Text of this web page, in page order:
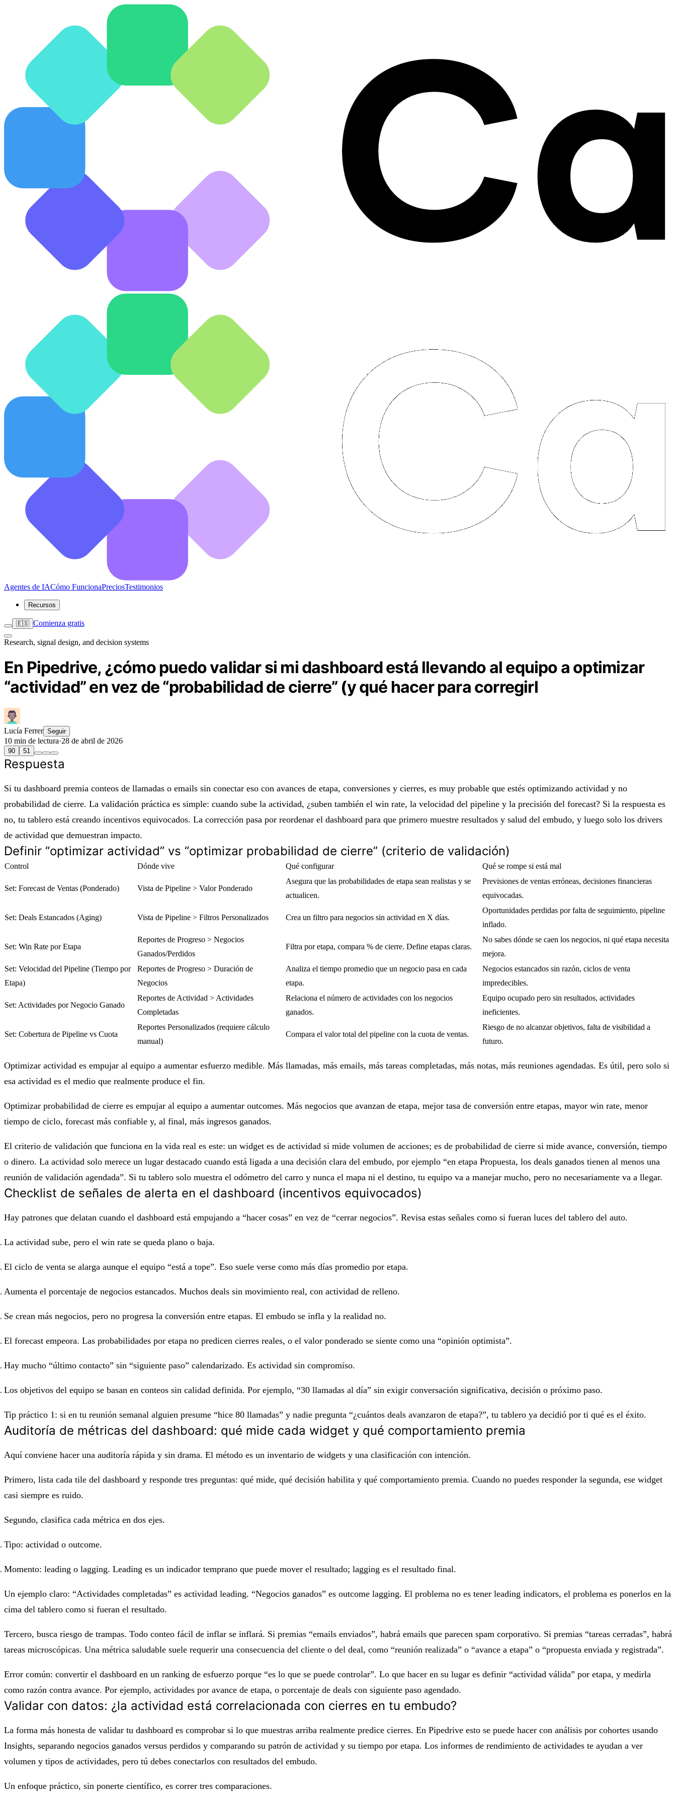
Agentes de IACómo FuncionaPreciosTestimonios
Recursos
🇪🇸 Comienza gratis
Research, signal design, and decision systems
En Pipedrive, ¿cómo puedo validar si mi dashboard está llevando al equipo a optimizar
“actividad” en vez de “probabilidad de cierre” (y qué hacer para corregirl
Lucía Ferrer Seguir
10 min de lectura·28 de abril de 2026
90 51
Respuesta
Si tu dashboard premia conteos de llamadas o emails sin conectar eso con avances de etapa, conversiones y cierres, es muy probable que estés optimizando actividad y no
probabilidad de cierre. La validación práctica es simple: cuando sube la actividad, ¿suben también el win rate, la velocidad del pipeline y la precisión del forecast? Si la respuesta es
no, tu tablero está creando incentivos equivocados. La corrección pasa por reordenar el dashboard para que primero muestre resultados y salud del embudo, y luego solo los drivers
de actividad que demuestran impacto.
Definir “optimizar actividad” vs “optimizar probabilidad de cierre” (criterio de validación)
Control Dónde vive Qué configurar Qué se rompe si está mal
Set: Forecast de Ventas (Ponderado) Vista de Pipeline > Valor Ponderado
Asegura que las probabilidades de etapa sean realistas y se
actualicen.
Previsiones de ventas erróneas, decisiones financieras
equivocadas.
Set: Deals Estancados (Aging) Vista de Pipeline > Filtros Personalizados Crea un filtro para negocios sin actividad en X días.
Oportunidades perdidas por falta de seguimiento, pipeline
inflado.
Set: Win Rate por Etapa
Reportes de Progreso > Negocios
Ganados/Perdidos
Filtra por etapa, compara % de cierre. Define etapas claras.
No sabes dónde se caen los negocios, ni qué etapa necesita
mejora.
Set: Velocidad del Pipeline (Tiempo por
Etapa)
Reportes de Progreso > Duración de
Negocios
Analiza el tiempo promedio que un negocio pasa en cada
etapa.
Negocios estancados sin razón, ciclos de venta
impredecibles.
Set: Actividades por Negocio Ganado
Reportes de Actividad > Actividades
Completadas
Relaciona el número de actividades con los negocios
ganados.
Equipo ocupado pero sin resultados, actividades
ineficientes.
Set: Cobertura de Pipeline vs Cuota
Reportes Personalizados (requiere cálculo
manual)
Compara el valor total del pipeline con la cuota de ventas.
Riesgo de no alcanzar objetivos, falta de visibilidad a
futuro.
Optimizar actividad es empujar al equipo a aumentar esfuerzo medible. Más llamadas, más emails, más tareas completadas, más notas, más reuniones agendadas. Es útil, pero solo si
esa actividad es el medio que realmente produce el fin.
Optimizar probabilidad de cierre es empujar al equipo a aumentar outcomes. Más negocios que avanzan de etapa, mejor tasa de conversión entre etapas, mayor win rate, menor
tiempo de ciclo, forecast más confiable y, al final, más ingresos ganados.
El criterio de validación que funciona en la vida real es este: un widget es de actividad si mide volumen de acciones; es de probabilidad de cierre si mide avance, conversión, tiempo
o dinero. La actividad solo merece un lugar destacado cuando está ligada a una decisión clara del embudo, por ejemplo “en etapa Propuesta, los deals ganados tienen al menos una
reunión de validación agendada”. Si tu tablero solo muestra el odómetro del carro y nunca el mapa ni el destino, tu equipo va a manejar mucho, pero no necesariamente va a llegar.
Checklist de señales de alerta en el dashboard (incentivos equivocados)
Hay patrones que delatan cuando el dashboard está empujando a “hacer cosas” en vez de “cerrar negocios”. Revisa estas señales como si fueran luces del tablero del auto.
La actividad sube, pero el win rate se queda plano o baja.
El ciclo de venta se alarga aunque el equipo “está a tope”. Eso suele verse como más días promedio por etapa.
Aumenta el porcentaje de negocios estancados. Muchos deals sin movimiento real, con actividad de relleno.
Se crean más negocios, pero no progresa la conversión entre etapas. El embudo se infla y la realidad no.
El forecast empeora. Las probabilidades por etapa no predicen cierres reales, o el valor ponderado se siente como una “opinión optimista”.
Hay mucho “último contacto” sin “siguiente paso” calendarizado. Es actividad sin compromiso.
Los objetivos del equipo se basan en conteos sin calidad definida. Por ejemplo, “30 llamadas al día” sin exigir conversación significativa, decisión o próximo paso.
Tip práctico 1: si en tu reunión semanal alguien presume “hice 80 llamadas” y nadie pregunta “¿cuántos deals avanzaron de etapa?”, tu tablero ya decidió por ti qué es el éxito.
Auditoría de métricas del dashboard: qué mide cada widget y qué comportamiento premia
Aquí conviene hacer una auditoría rápida y sin drama. El método es un inventario de widgets y una clasificación con intención.
Primero, lista cada tile del dashboard y responde tres preguntas: qué mide, qué decisión habilita y qué comportamiento premia. Cuando no puedes responder la segunda, ese widget
casi siempre es ruido.
Segundo, clasifica cada métrica en dos ejes.
Tipo: actividad o outcome.
Momento: leading o lagging. Leading es un indicador temprano que puede mover el resultado; lagging es el resultado final.
Un ejemplo claro: “Actividades completadas” es actividad leading. “Negocios ganados” es outcome lagging. El problema no es tener leading indicators, el problema es ponerlos en la
cima del tablero como si fueran el resultado.
Tercero, busca riesgo de trampas. Todo conteo fácil de inflar se inflará. Si premias “emails enviados”, habrá emails que parecen spam corporativo. Si premias “tareas cerradas”, habrá
tareas microscópicas. Una métrica saludable suele requerir una consecuencia del cliente o del deal, como “reunión realizada” o “avance a etapa” o “propuesta enviada y registrada”.
Error común: convertir el dashboard en un ranking de esfuerzo porque “es lo que se puede controlar”. Lo que hacer en su lugar es definir “actividad válida” por etapa, y medirla
como razón contra avance. Por ejemplo, actividades por avance de etapa, o porcentaje de deals con siguiente paso agendado.
Validar con datos: ¿la actividad está correlacionada con cierres en tu embudo?
La forma más honesta de validar tu dashboard es comprobar si lo que muestras arriba realmente predice cierres. En Pipedrive esto se puede hacer con análisis por cohortes usando
Insights, separando negocios ganados versus perdidos y comparando su patrón de actividad y su tiempo por etapa. Los informes de rendimiento de actividades te ayudan a ver
volumen y tipos de actividades, pero tú debes conectarlos con resultados del embudo.
Un enfoque práctico, sin ponerte científico, es correr tres comparaciones.